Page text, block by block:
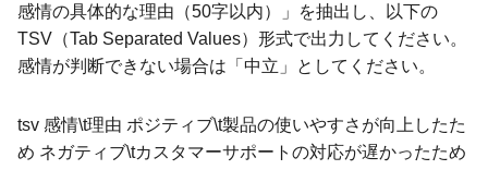
感情の具体的な理由（50字以内）」を抽出し、以下の
TSV（Tab Separated Values）形式で出力してください。
感情が判断できない場合は「中立」としてください。
tsv 感情\t理由 ポジティブ\t製品の使いやすさが向上したた
め ネガティブ\tカスタマーサポートの対応が遅かったため